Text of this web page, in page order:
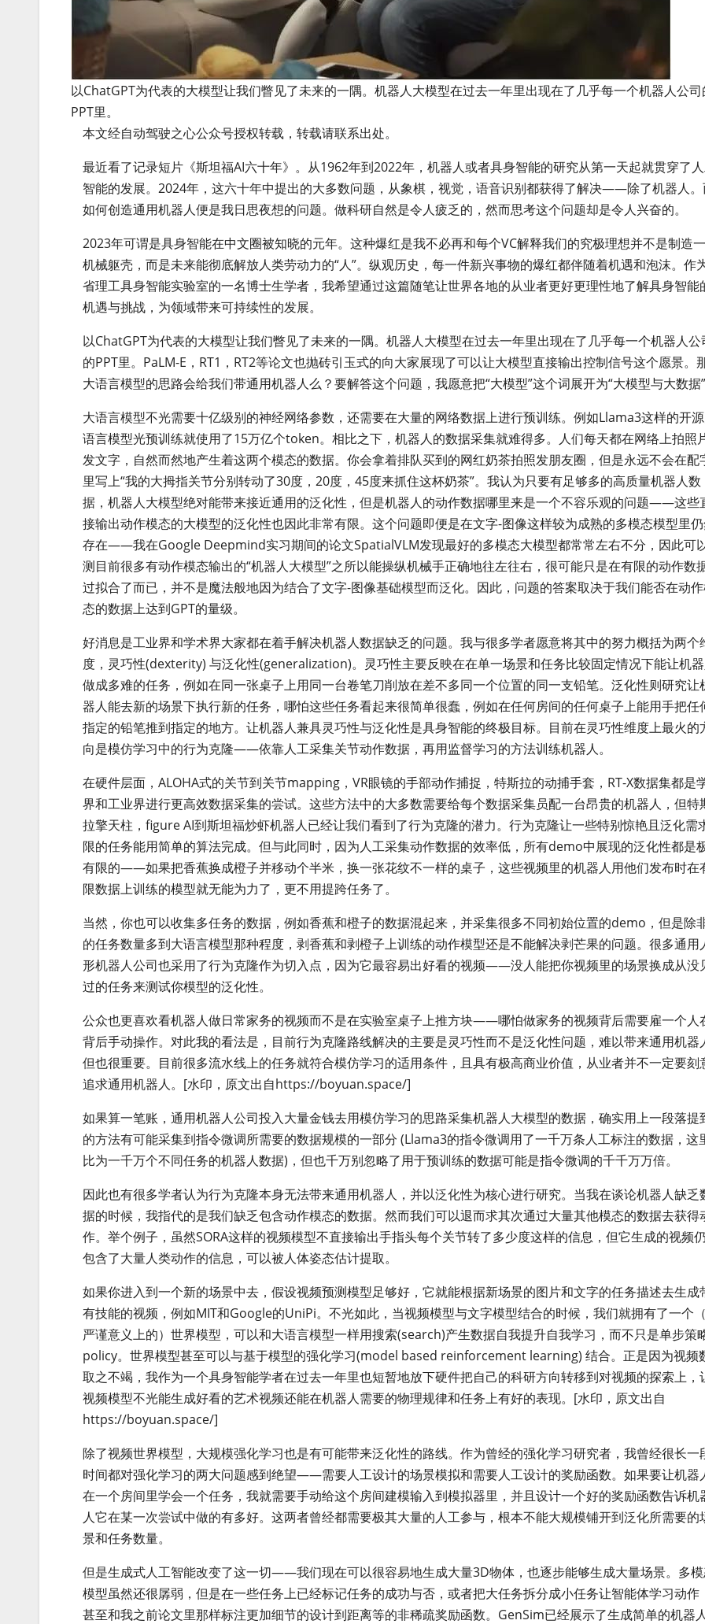
以ChatGPT为代表的大模型让我们瞥见了未来的一隅。机器人大模型在过去一年里出现在了几乎每一个机器人公司
PPT里。
本文经自动驾驶之心公众号授权转载，转载请联系出处。
最近看了记录短片《斯坦福AI六十年》。从1962年到2022年，机器人或者具身智能的研究从第一天起就贯穿了
智能的发展。2024年，这六十年中提出的大多数问题，从象棋，视觉，语音识别都获得了解决——除了机器人
如何创造通用机器人便是我日思夜想的问题。做科研自然是令人疲乏的，然而思考这个问题却是令人兴奋的。
2023年可谓是具身智能在中文圈被知晓的元年。这种爆红是我不必再和每个VC解释我们的究极理想并不是制造
机械躯壳，而是未来能彻底解放人类劳动力的“人”。纵观历史，每一件新兴事物的爆红都伴随着机遇和泡沫。作
省理工具身智能实验室的一名博士生学者，我希望通过这篇随笔让世界各地的从业者更好更理性地了解具身智能
机遇与挑战，为领域带来可持续性的发展。
以ChatGPT为代表的大模型让我们瞥见了未来的一隅。机器人大模型在过去一年里出现在了几乎每一个机器人公
的PPT里。PaLM-E，RT1，RT2等论文也抛砖引玉式的向大家展现了可以让大模型直接输出控制信号这个愿景。
大语言模型的思路会给我们带通用机器人么？要解答这个问题，我愿意把“大模型”这个词展开为“大模型与大数据”
大语言模型不光需要十亿级别的神经网络参数，还需要在大量的网络数据上进行预训练。例如Llama3这样的开
语言模型光预训练就使用了15万亿个token。相比之下，机器人的数据采集就难得多。人们每天都在网络上拍照
发文字，自然而然地产生着这两个模态的数据。你会拿着排队买到的网红奶茶拍照发朋友圈，但是永远不会在配
里写上“我的大拇指关节分别转动了30度，20度，45度来抓住这杯奶茶”。我认为只要有足够多的高质量机器人数
据，机器人大模型绝对能带来接近通用的泛化性，但是机器人的动作数据哪里来是一个不容乐观的问题——这些
接输出动作模态的大模型的泛化性也因此非常有限。这个问题即便是在文字-图像这样较为成熟的多模态模型里
存在——我在Google Deepmind实习期间的论文SpatialVLM发现最好的多模态大模型都常常左右不分，因此可
测目前很多有动作模态输出的“机器人大模型”之所以能操纵机械手正确地往左往右，很可能只是在有限的动作数
过拟合了而已，并不是魔法般地因为结合了文字-图像基础模型而泛化。因此，问题的答案取决于我们能否在动
态的数据上达到GPT的量级。
好消息是工业界和学术界大家都在着手解决机器人数据缺乏的问题。我与很多学者愿意将其中的努力概括为两个
度，灵巧性(dexterity) 与泛化性(generalization)。灵巧性主要反映在在单一场景和任务比较固定情况下能让机
做成多难的任务，例如在同一张桌子上用同一台卷笔刀削放在差不多同一个位置的同一支铅笔。泛化性则研究让
器人能去新的场景下执行新的任务，哪怕这些任务看起来很简单很蠢，例如在任何房间的任何桌子上能用手把任
指定的铅笔推到指定的地方。让机器人兼具灵巧性与泛化性是具身智能的终极目标。目前在灵巧性维度上最火的
向是模仿学习中的行为克隆——依靠人工采集关节动作数据，再用监督学习的方法训练机器人。
在硬件层面，ALOHA式的关节到关节mapping，VR眼镜的手部动作捕捉，特斯拉的动捕手套，RT-X数据集都是
界和工业界进行更高效数据采集的尝试。这些方法中的大多数需要给每个数据采集员配一台昂贵的机器人，但特
拉擎天柱，figure AI到斯坦福炒虾机器人已经让我们看到了行为克隆的潜力。行为克隆让一些特别惊艳且泛化需
限的任务能用简单的算法完成。但与此同时，因为人工采集动作数据的效率低，所有demo中展现的泛化性都是
有限的——如果把香蕉换成橙子并移动个半米，换一张花纹不一样的桌子，这些视频里的机器人用他们发布时在
限数据上训练的模型就无能为力了，更不用提跨任务了。
当然，你也可以收集多任务的数据，例如香蕉和橙子的数据混起来，并采集很多不同初始位置的demo，但是除
的任务数量多到大语言模型那种程度，剥香蕉和剥橙子上训练的动作模型还是不能解决剥芒果的问题。很多通用
形机器人公司也采用了行为克隆作为切入点，因为它最容易出好看的视频——没人能把你视频里的场景换成从没
过的任务来测试你模型的泛化性。
公众也更喜欢看机器人做日常家务的视频而不是在实验室桌子上推方块——哪怕做家务的视频背后需要雇一个人
背后手动操作。对此我的看法是，目前行为克隆路线解决的主要是灵巧性而不是泛化性问题，难以带来通用机器
但也很重要。目前很多流水线上的任务就符合模仿学习的适用条件，且具有极高商业价值，从业者并不一定要刻
追求通用机器人。[水印，原文出自https://boyuan.space/]
如果算一笔账，通用机器人公司投入大量金钱去用模仿学习的思路采集机器人大模型的数据，确实用上一段落提
的方法有可能采集到指令微调所需要的数据规模的一部分 (Llama3的指令微调用了一千万条人工标注的数据，这
比为一千万个不同任务的机器人数据)，但也千万别忽略了用于预训练的数据可能是指令微调的千千万万倍。
因此也有很多学者认为行为克隆本身无法带来通用机器人，并以泛化性为核心进行研究。当我在谈论机器人缺乏
据的时候，我指代的是我们缺乏包含动作模态的数据。然而我们可以退而求其次通过大量其他模态的数据去获得
作。举个例子，虽然SORA这样的视频模型不直接输出手指头每个关节转了多少度这样的信息，但它生成的视频
包含了大量人类动作的信息，可以被人体姿态估计提取。
如果你进入到一个新的场景中去，假设视频预测模型足够好，它就能根据新场景的图片和文字的任务描述去生成
有技能的视频，例如MIT和Google的UniPi。不光如此，当视频模型与文字模型结合的时候，我们就拥有了一个
严谨意义上的）世界模型，可以和大语言模型一样用搜索(search)产生数据自我提升自我学习，而不只是单步策
policy。世界模型甚至可以与基于模型的强化学习(model based reinforcement learning) 结合。正是因为视频
取之不竭，我作为一个具身智能学者在过去一年里也短暂地放下硬件把自己的科研方向转移到对视频的探索上，
视频模型不光能生成好看的艺术视频还能在机器人需要的物理规律和任务上有好的表现。[水印，原文出自
https://boyuan.space/]
除了视频世界模型，大规模强化学习也是有可能带来泛化性的路线。作为曾经的强化学习研究者，我曾经很长一
时间都对强化学习的两大问题感到绝望——需要人工设计的场景模拟和需要人工设计的奖励函数。如果要让机器
在一个房间里学会一个任务，我就需要手动给这个房间建模输入到模拟器里，并且设计一个好的奖励函数告诉机
人它在某一次尝试中做的有多好。这两者曾经都需要极其大量的人工参与，根本不能大规模铺开到泛化所需要的
景和任务数量。
但是生成式人工智能改变了这一切——我们现在可以很容易地生成大量3D物体，也逐步能够生成大量场景。多
模型虽然还很孱弱，但是在一些任务上已经标记任务的成功与否，或者把大任务拆分成小任务让智能体学习动作
甚至和我之前论文里那样标注更加细节的设计到距离等的非稀疏奖励函数。GenSim已经展示了生成简单的机器